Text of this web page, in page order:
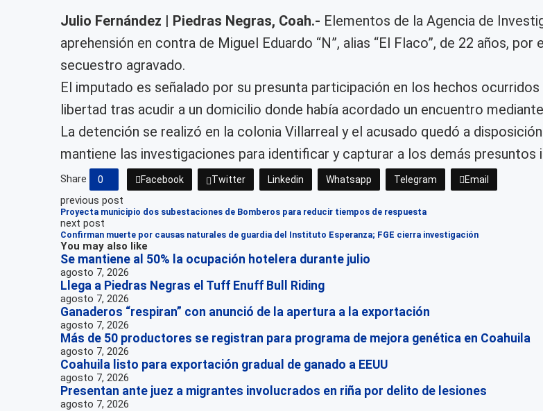
Julio Fernández | Piedras Negras, Coah.- Elementos de la Agencia de
aprehensión en contra de Miguel Eduardo “N”, alias “El Flaco”, de 22 años,
secuestro agravado.
El imputado es señalado por su presunta participación en los hechos
libertad tras acudir a un domicilio donde había acordado un encuentro
La detención se realizó en la colonia Villarreal y el acusado quedó a
mantiene las investigaciones para identificar y capturar a los demás presuntos
Share 0 Facebook Twitter Linkedin Whatsapp Telegram Email
previous post
Proyecta municipio dos subestaciones de Bomberos para reducir tiempos de respuesta
next post
Confirman muerte por causas naturales de guardia del Instituto Esperanza; FGE cierra investigación
You may also like
Se mantiene al 50% la ocupación hotelera durante julio
agosto 7, 2026
Llega a Piedras Negras el Tuff Enuff Bull Riding
agosto 7, 2026
Ganaderos “respiran” con anunció de la apertura a la exportación
agosto 7, 2026
Más de 50 productores se registran para programa de mejora genética en Coahuila
agosto 7, 2026
Coahuila listo para exportación gradual de ganado a EEUU
agosto 7, 2026
Presentan ante juez a migrantes involucrados en riña por delito de lesiones
agosto 7, 2026